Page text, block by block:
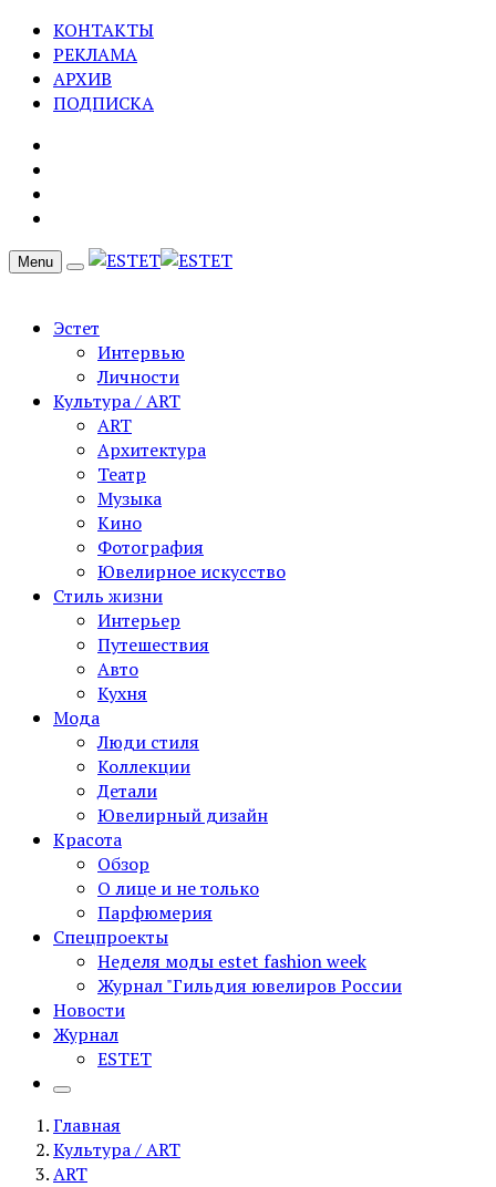
КОНТАКТЫ
РЕКЛАМА
АРХИВ
ПОДПИСКА
Menu
Эстет
Интервью
Личности
Культура / ART
ART
Архитектура
Театр
Музыка
Кино
Фотография
Ювелирное искусство
Стиль жизни
Интерьер
Путешествия
Авто
Кухня
Мода
Люди стиля
Коллекции
Детали
Ювелирный дизайн
Красота
Обзор
О лице и не только
Парфюмерия
Спецпроекты
Неделя моды estet fashion week
Журнал "Гильдия ювелиров России
Новости
Журнал
ESTET
Главная
Культура / ART
ART